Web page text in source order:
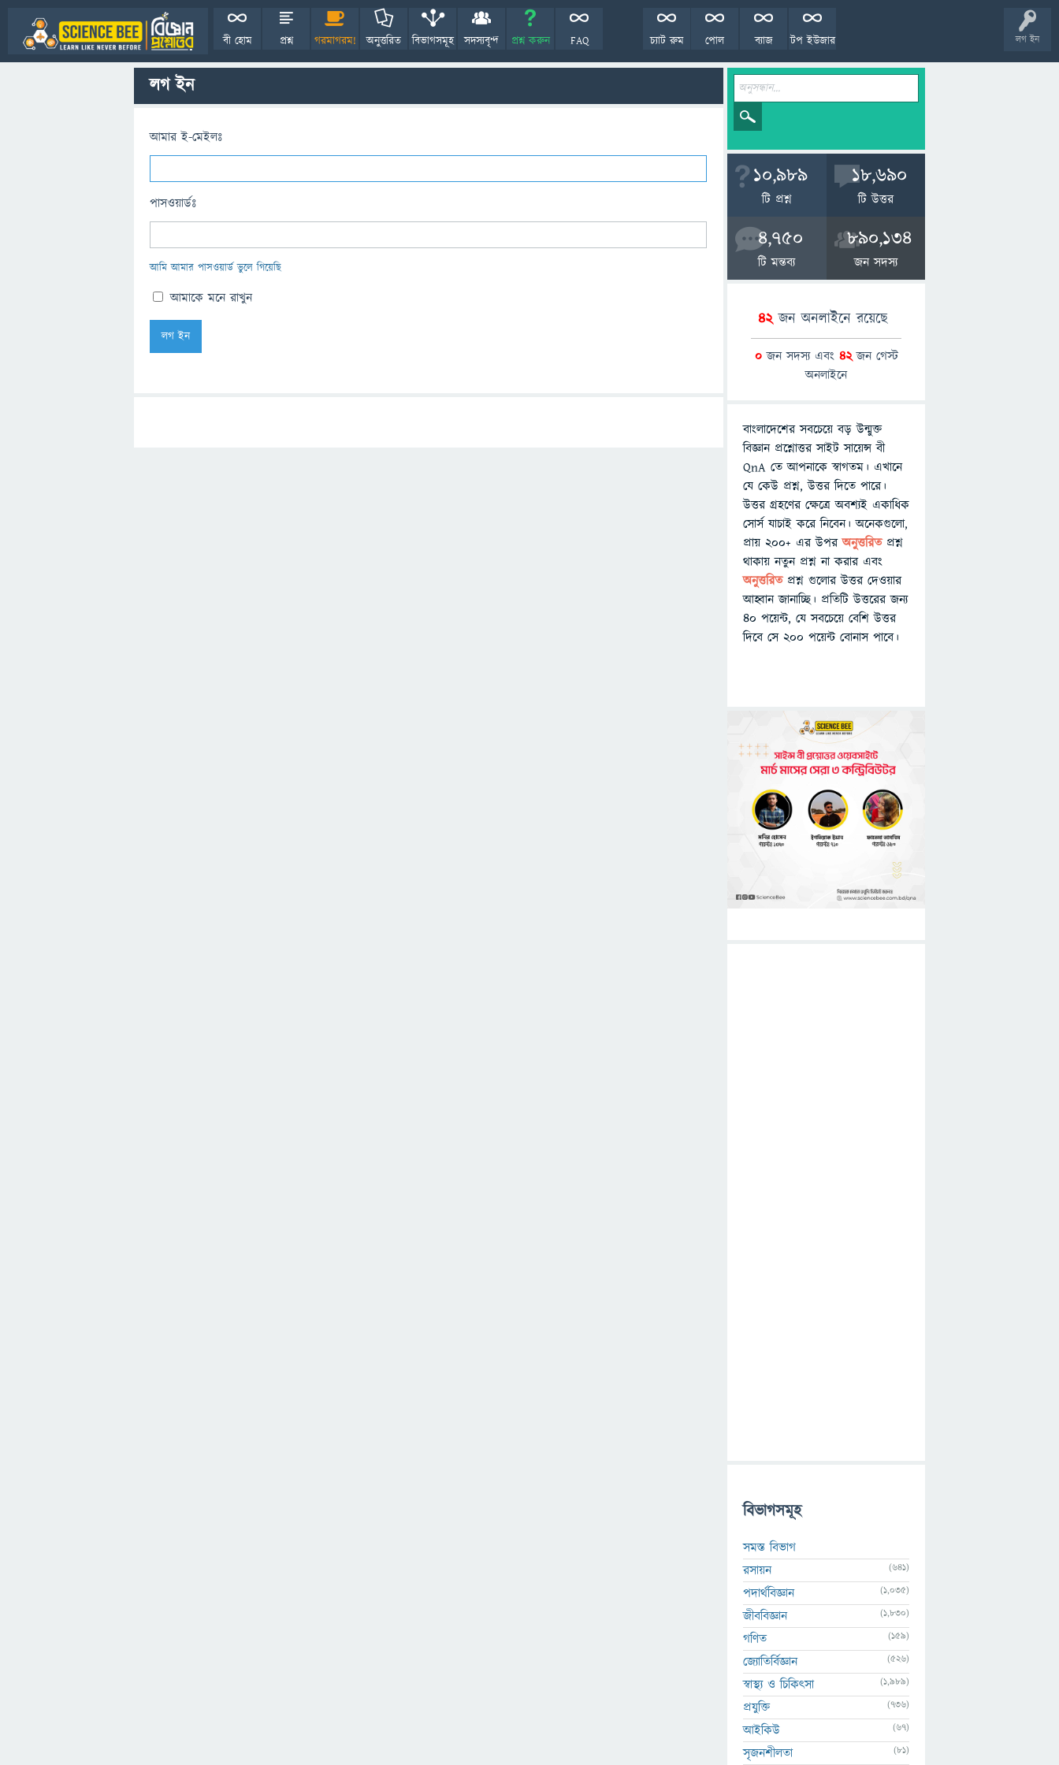
লগ ইন
বী হোম প্রশ্ন গরমাগরম! অনুত্তরিত বিভাগসমূহ সদস্যবৃন্দ প্রশ্ন করুন FAQ টপ ইউজার
ব্যাজ
পোল
চ্যাট রুম
লগ ইন
আমার ই-মেইলঃ
পাসওয়ার্ডঃ
আমি আমার পাসওয়ার্ড ভুলে গিয়েছি
আমাকে মনে রাখুন
10,989
টি প্রশ্ন
18,690
টি উত্তর
4,750
টি মন্তব্য
890,134
জন সদস্য
42জন অনলাইনে রয়েছে
0জন সদস্য এবং 42জন গেস্ট
অনলাইনে
বাংলাদেশের সবচেয়ে বড় উন্মুক্ত
বিজ্ঞান প্রশ্নোত্তর সাইট সায়েন্স বী
QnA তে আপনাকে স্বাগতম। এখানে
যে কেউ প্রশ্ন, উত্তর দিতে পারে।
উত্তর গ্রহণের ক্ষেত্রে অবশ্যই একাধিক
সোর্স যাচাই করে নিবেন। অনেকগুলো,
প্রায় ২০০+ এর উপরঅনুত্তরিতপ্রশ্ন
থাকায় নতুন প্রশ্ন না করার এবং
অনুত্তরিত প্রশ্ন গুলোর উত্তর দেওয়ার
আহ্বান জানাচ্ছি। প্রতিটি উত্তরের জন্য
৪০ পয়েন্ট, যে সবচেয়ে বেশি উত্তর
দিবে সে ২০০ পয়েন্ট বোনাস পাবে।
বিভাগসমূহ
সমস্ত বিভাগ
রসায়ন
(641)
পদার্থবিজ্ঞান (1,035)
জীববিজ্ঞান (1,830)
গণিত (159)
জ্যোতির্বিজ্ঞান (526)
স্বাস্থ্য ও চিকিৎসা (1,989)
প্রযুক্তি (736)
আইকিউ (67)
সৃজনশীলতা (81)